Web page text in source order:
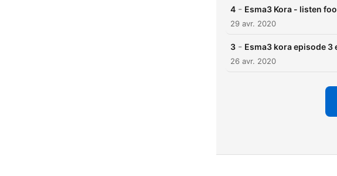
4 - Esma3 Kora - listen
29 avr. 2020
3 - Esma3 kora episode 3
26 avr. 2020